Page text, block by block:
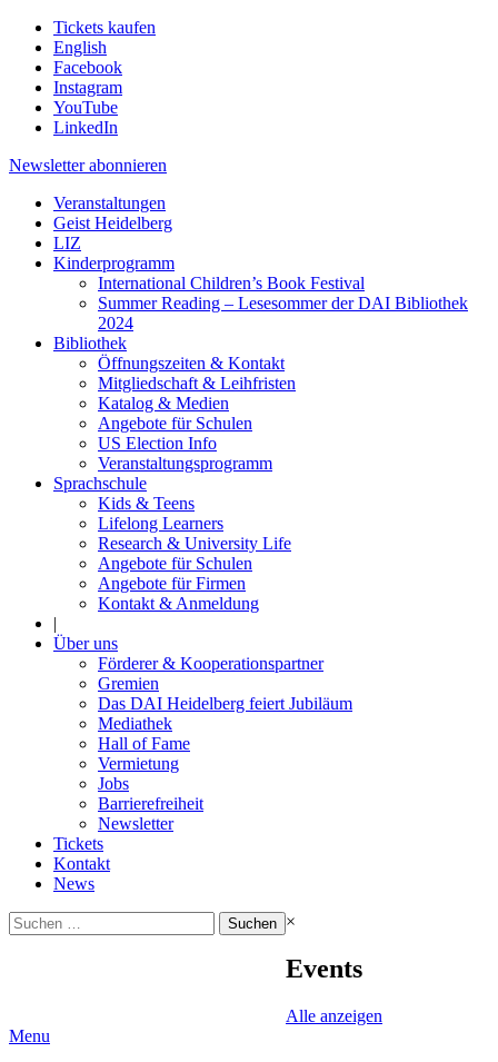
Tickets kaufen
English
Facebook
Instagram
YouTube
LinkedIn
Newsletter abonnieren
Veranstaltungen
Geist Heidelberg
LIZ
Kinderprogramm
International Children’s Book Festival
Summer Reading – Lesesommer der DAI Bibliothek
2024
Bibliothek
Öffnungszeiten & Kontakt
Mitgliedschaft & Leihfristen
Katalog & Medien
Angebote für Schulen
US Election Info
Veranstaltungsprogramm
Sprachschule
Kids & Teens
Lifelong Learners
Research & University Life
Angebote für Schulen
Angebote für Firmen
Kontakt & Anmeldung
|
Über uns
Förderer & Kooperationspartner
Gremien
Das DAI Heidelberg feiert Jubiläum
Mediathek
Hall of Fame
Vermietung
Jobs
Barrierefreiheit
Newsletter
Tickets
Kontakt
News
Suchen
nach:
×
Events
Alle anzeigen
Menu